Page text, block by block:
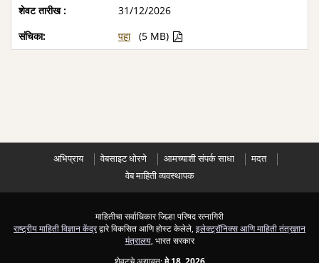
31/12/2026
पहा
(5 MB)
अभिप्राय वेबसाइट धोरणे आमच्याशी संपर्क साधा
मदत
वेब माहिती व्यवस्थापक
माहितीचा सर्वाधिकार जिल्हा परिषद रत्नागिरी
राष्ट्रीय माहिती विज्ञान केंद्रद्वारे विकसित आणि होस्ट केलेले, इलेक्ट्रॉनिक्स आणि माहिती तंत्रज्ञान
मंत्रालय, भारत सरकार